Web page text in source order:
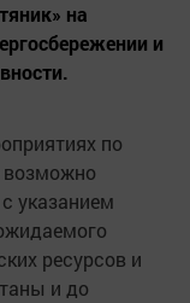
на
и
по
возможно
указанием
ресурсов и
и до